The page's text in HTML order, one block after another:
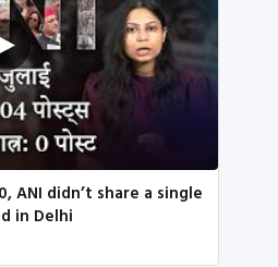
ANI didn’t share a single
in Delhi